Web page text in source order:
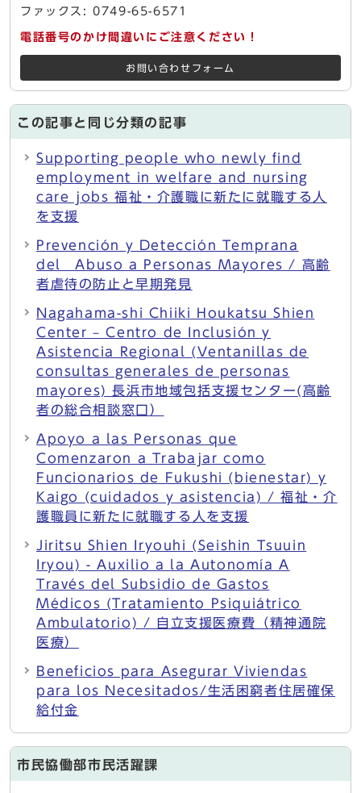
ファックス: 0749-65-6571
電話番号のかけ間違いにご注意ください！
お問い合わせフォーム
この記事と同じ分類の記事
Supporting people who newly find
employment in welfare and nursing
care jobs 福祉・介護職に新たに就職する人
を支援
Prevención y Detección Temprana
del Abuso a Personas Mayores / 高齢
者虐待の防止と早期発見
Nagahama-shi Chiiki Houkatsu Shien
Center – Centro de Inclusión y
Asistencia Regional (Ventanillas de
consultas generales de personas
mayores) 長浜市地域包括支援センター(高齢
者の総合相談窓口）
Apoyo a las Personas que
Comenzaron a Trabajar como
Funcionarios de Fukushi (bienestar) y
Kaigo (cuidados y asistencia) / 福祉・介
護職員に新たに就職する人を支援
Jiritsu Shien Iryouhi (Seishin Tsuuin
Iryou) - Auxilio a la Autonomía A
Través del Subsidio de Gastos
Médicos (Tratamiento Psiquiátrico
Ambulatorio) / 自立支援医療費（精神通院
医療）
Beneficios para Asegurar Viviendas
para los Necesitados/生活困窮者住居確保
給付金
市民協働部市民活躍課